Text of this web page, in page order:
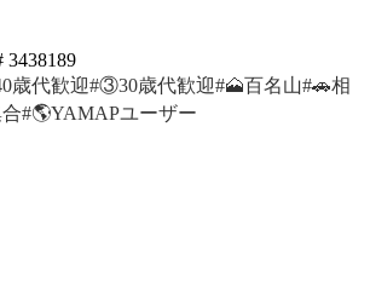
歳代歓迎#③30歳代歓迎#🗻百名山#🚗相
#🌎YAMAPユーザー